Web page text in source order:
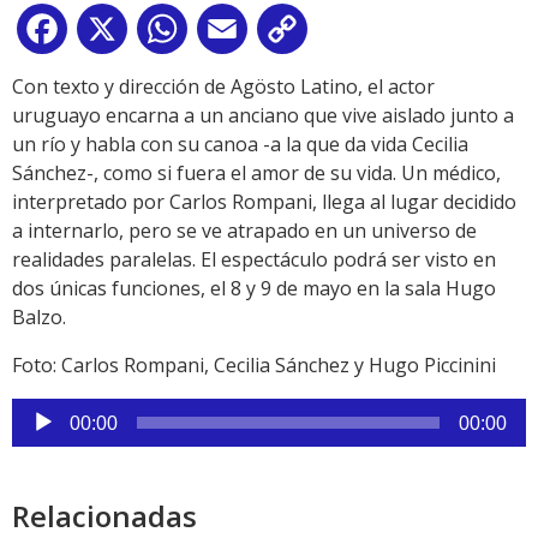
Facebook
X WhatsApp
Email
Link
Con texto y dirección de Agösto Latino, el actor
uruguayo encarna a un anciano que vive aislado junto a
un río y habla con su canoa -a la que da vida Cecilia
Sánchez-, como si fuera el amor de su vida. Un médico,
interpretado por Carlos Rompani, llega al lugar decidido
a internarlo, pero se ve atrapado en un universo de
realidades paralelas. El espectáculo podrá ser visto en
dos únicas funciones, el 8 y 9 de mayo en la sala Hugo
Balzo.
Foto: Carlos Rompani, Cecilia Sánchez y Hugo Piccinini
Reproductor
de
00:00 00:00
Relacionadas